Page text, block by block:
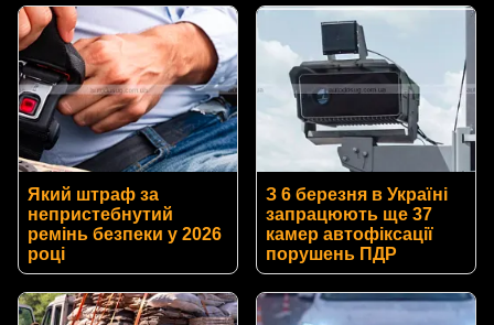
Який штраф за
непристебнутий
ремінь безпеки у 2026
році
З 6 березня в Україні
запрацюють ще 37
камер автофіксації
порушень ПДР